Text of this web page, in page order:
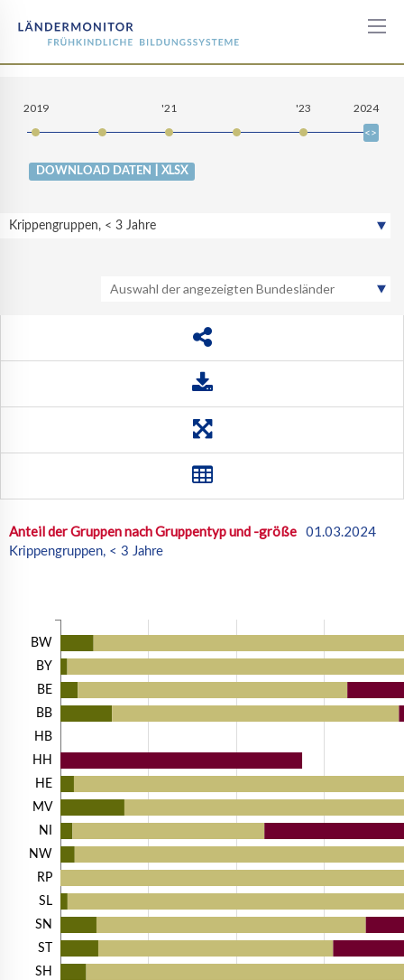
der
Gruppen
Gruppentyp
größe
2019 '21 '23 2024
DOWNLOAD DATEN | XLSX
Krippengruppen, < 3 Jahre
Auswahl der angezeigten Bundesländer
BY
HE
Anteil der Gruppen nach Gruppentyp und -größe 01.03.2024
Krippengruppen, < 3 Jahre
BW
BY
BE
BB
HB
HH
HE
MV
NI
NW
RP
SL
SN
ST
SH